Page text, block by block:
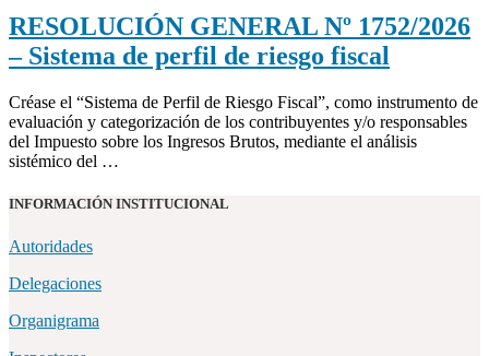
RESOLUCIÓN GENERAL Nº 1752/2026
– Sistema de perfil de riesgo fiscal
Créase el “Sistema de Perfil de Riesgo Fiscal”, como instrumento de
evaluación y categorización de los contribuyentes y/o responsables
del Impuesto sobre los Ingresos Brutos, mediante el análisis
sistémico del …
INFORMACIÓN INSTITUCIONAL
Autoridades
Delegaciones
Organigrama